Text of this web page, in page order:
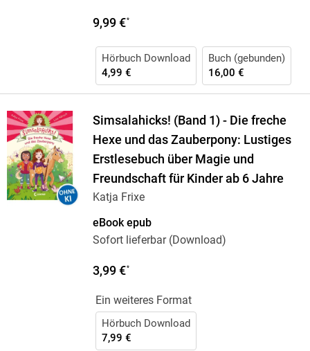
9,99 €*
Hörbuch Download
4,99 €
Buch (gebunden)
16,00 €
Simsalahicks! (Band 1) - Die freche
Hexe und das Zauberpony: Lustiges
Erstlesebuch über Magie und
Freundschaft für Kinder ab 6 Jahre
Katja Frixe
eBook epub
Sofort lieferbar (Download)
3,99 €*
Ein weiteres Format
Hörbuch Download
7,99 €